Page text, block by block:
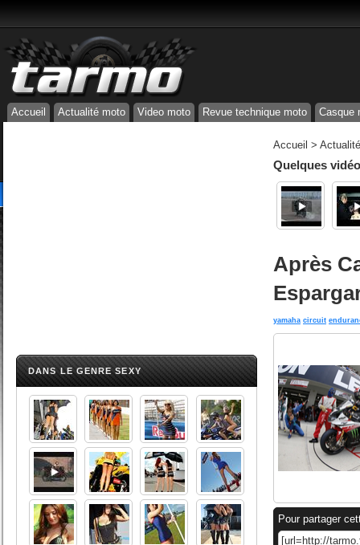
Accueil Actualité moto Video moto Revue technique moto Casque
DANS LE GENRE SEXY
Accueil >
Quelques
Après
yamaha circuit
Pour partager